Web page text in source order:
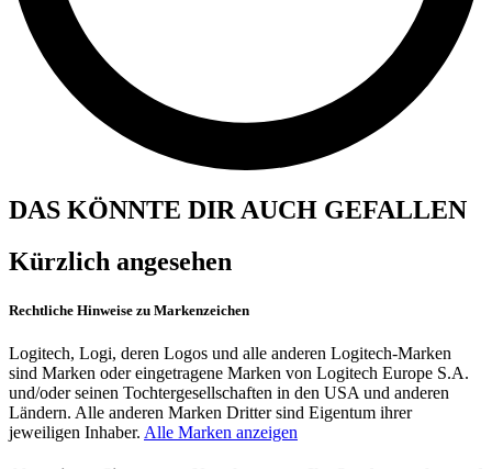
DAS KÖNNTE DIR AUCH GEFALLEN
Kürzlich angesehen
Rechtliche Hinweise zu Markenzeichen
Logitech, Logi, deren Logos und alle anderen Logitech-Marken
sind Marken oder eingetragene Marken von Logitech Europe S.A.
und/oder seinen Tochtergesellschaften in den USA und anderen
Ländern. Alle anderen Marken Dritter sind Eigentum ihrer
jeweiligen Inhaber. Alle Marken anzeigen